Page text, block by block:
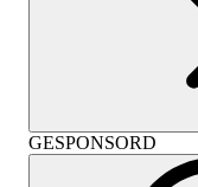
GESPONSORD